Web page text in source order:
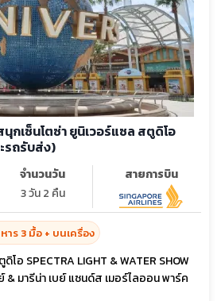
นุกเซ็นโตซ่า ยูนิเวอร์แซล สตูดิโอ
รถรับส่ง)
จำนวนวัน
3 วัน 2 คืน
สายการบิน
าร 3 มื้อ + บนเครื่อง
โอ SPECTRA LIGHT & WATER SHOW
& มารีน่า เบย์ แซนด์ส เมอร์ไลออน พาร์ค
งคั่ง